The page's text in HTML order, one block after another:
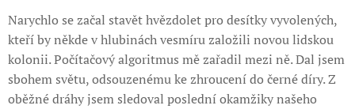
Narychlo se začal stavět hvězdolet pro desítky vyvolených,
kteří by někde v hlubinách vesmíru založili novou lidskou
kolonii. Počítačový algoritmus mě zařadil mezi ně. Dal jsem
sbohem světu, odsouzenému ke zhroucení do černé díry. Z
oběžné dráhy jsem sledoval poslední okamžiky našeho